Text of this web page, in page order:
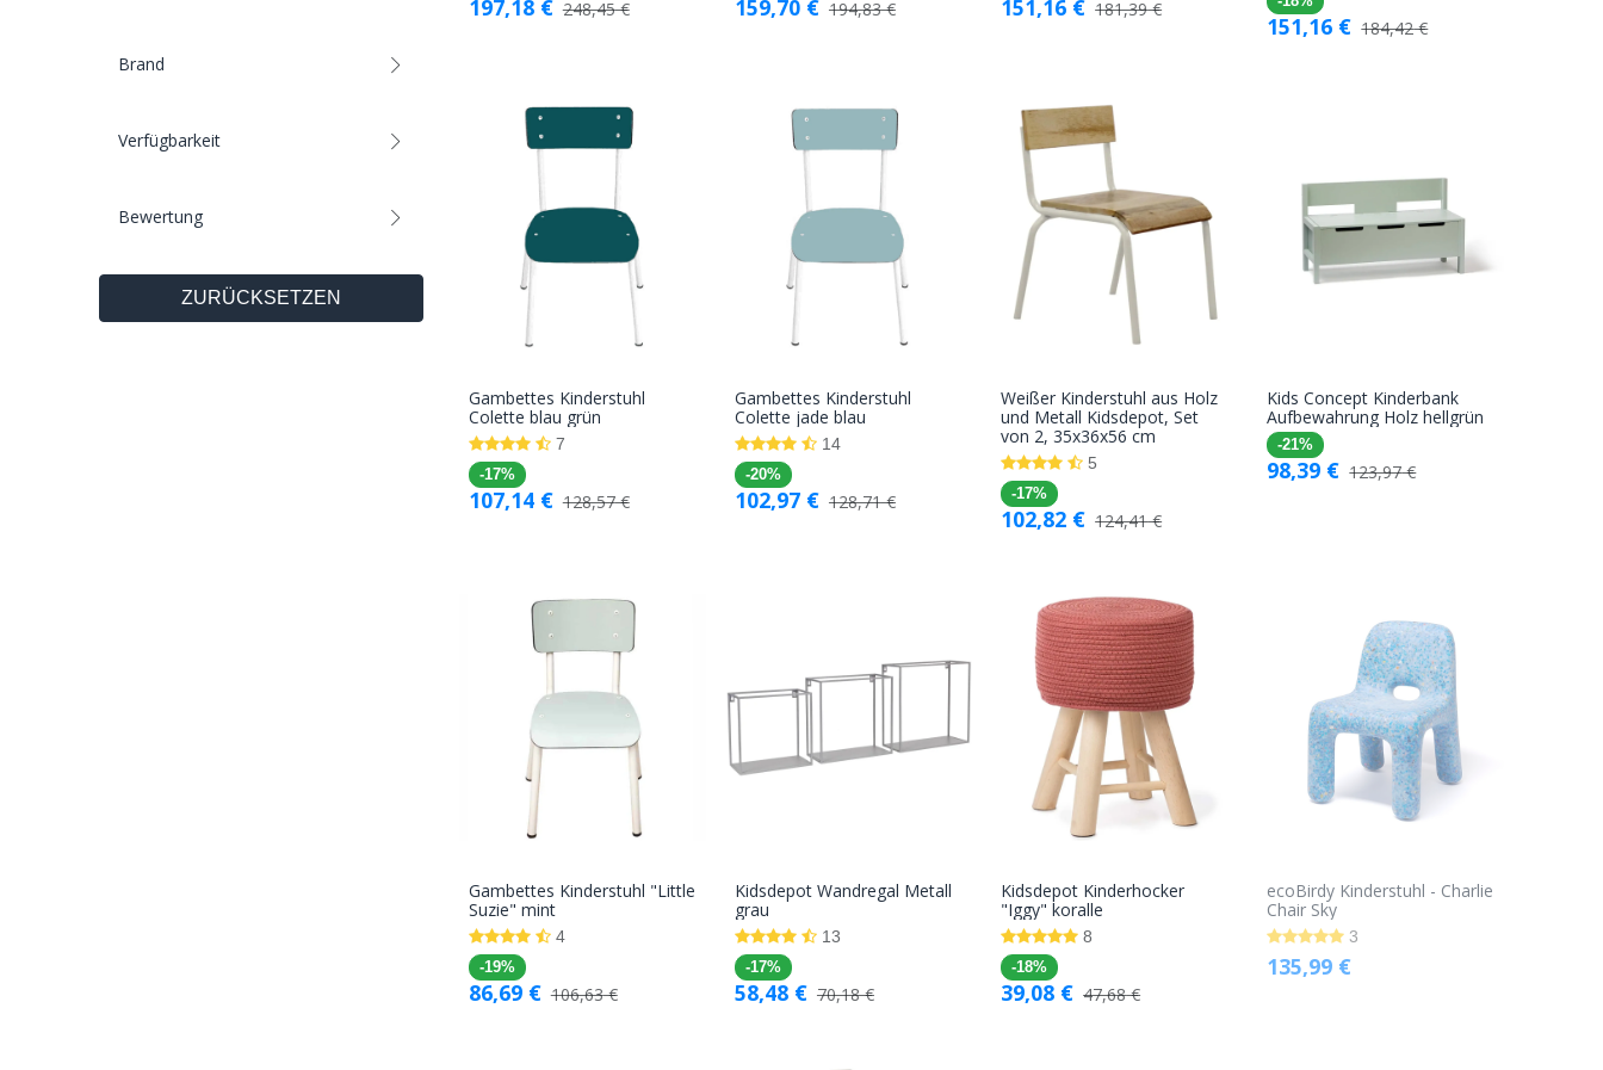
Brand
Verfügbarkeit
Bewertung
ZURÜCKSETZEN
197,18€ 248,45€ 159,70€ 194,83€ 151,16 € 181,39€
151,16 € 184,42€
In den
Warenkorb
Gambettes Kinderstuhl
Colette blau grün
7
-17%
107,14€ 128,57€
In den
Warenkorb
Gambettes Kinderstuhl
Colette jade blau
14
-20%
102,97€ 128,71€
In den
Warenkorb
Weißer Kinderstuhl aus Holz
und Metall Kidsdepot, Set
von 2, 35x36x56 cm
5
-17%
102,82 € 124,41€
In den
Kids Concept Kinderbank
Aufbewahrung Holz hellgrün
-21%
98,39 € 123,97€
Warenkorb
Gambettes Kinderstuhl "Little
Suzie" mint
4
-19%
86,69€ 106,63€
In den
Warenkorb
Kidsdepot Wandregal Metall
grau
13
-17%
58,48€ 70,18€
In den
Warenkorb
Kidsdepot Kinderhocker
"Iggy" koralle
8
-18%
39,08 € 47,68€
ecoBirdy Kinderstuhl - Charlie
Chair Sky
3
135,99 €